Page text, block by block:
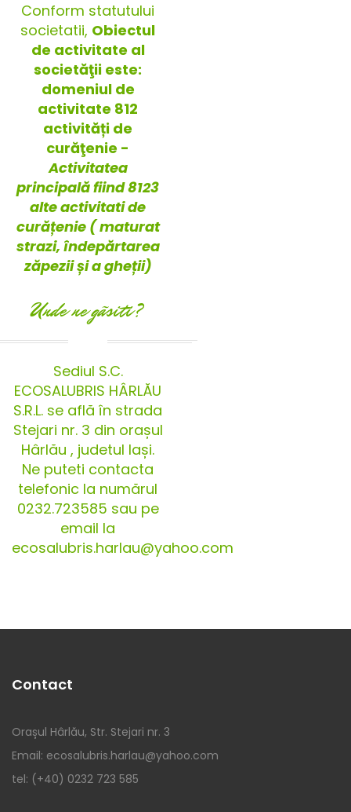
Conform statutului
societatii, Obiectul
de activitate al
societăţii este:
domeniul de
activitate 812
activități de
curăţenie -
Activitatea
principală fiind 8123
alte activitati de
curățenie ( maturat
strazi, îndepărtarea
zăpezii și a gheții)
Unde ne gãsiti?
Sediul S.C.
ECOSALUBRIS HÂRLĂU
S.R.L. se află în strada
Stejari nr. 3 din orașul
Hârlău , judetul Iași.
Ne puteti contacta
telefonic la numărul
0232.723585 sau pe
email la
ecosalubris.harlau@yahoo.com
Contact
Orașul Hârlău, Str. Stejari nr. 3
Email: ecosalubris.harlau@yahoo.com
tel: (+40) 0232 723 585